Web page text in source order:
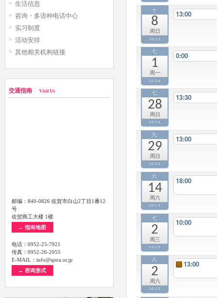
十
8
周日
2023
13:00
七
1
周一
2024
0:00
七
28
周日
2024
13:30
九
29
周日
2024
13:00
六
14
周六
2025
18:00
七
2
周三
2025
10:00
八
2
周六
2025
13:00
生活信息
咨询・多语种电话中心
实习制度
活动安排
其他相关机构链接
交通指南 Visit Us
邮编：840-0826 佐賀市白山2丁目1番12
号
佐贺商工大楼 1楼
→ 指南地图
电话：0952-25-7921
传真：0952-26-2055
E-MAIL：info@spira.or.jp
→ 咨询形式